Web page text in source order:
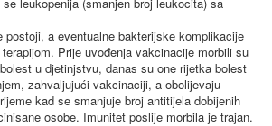
postoji, a eventualne bakterijske komplikacije
Prije uvođenja vakcinacije morbili su
u djetinjstvu, danas su one rijetka bolest
zahvaljujući vakcinaciji, a obolijevaju
kad se smanjuje broj antitijela dobijenih
osobe. Imunitet poslije morbila je trajan.